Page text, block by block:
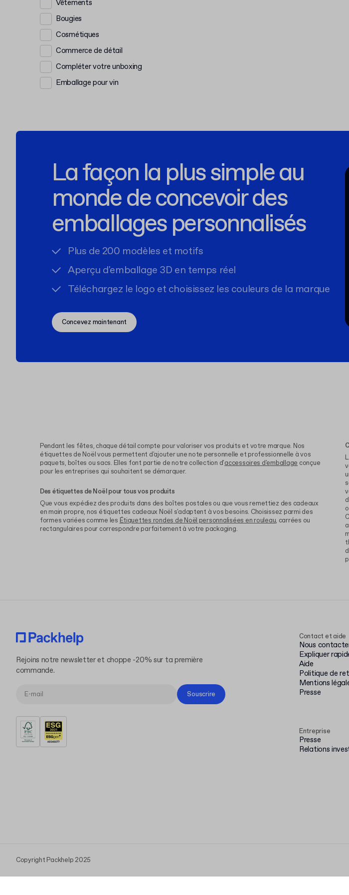
Vêtements
Bougies
Cosmétiques
Commerce de détail
Compléter votre unboxing
Emballage pour vin
La façon la plus simple au
monde de concevoir des
emballages personnalisés
Plus de 200 modèles et motifs
Aperçu d'emballage 3D en temps réel
Téléchargez le logo et choisissez les couleurs de la marque
Concevez maintenant
Pendant les fêtes, chaque détail compte pour valoriser vos produits et votre marque. Nos
étiquettes de Noël vous permettent d'ajouter une note personnelle et professionnelle à vos
paquets, boîtes ou sacs. Elles font partie de notre collection d'accessoires d'emballage conçue
pour les entreprises qui souhaitent se démarquer.
Des étiquettes de Noël pour tous vos produits
Que vous expédiez des produits dans des boîtes postales ou que vous remettiez des cadeaux
en main propre, nos étiquettes cadeaux Noël s'adaptent à vos besoins. Choisissez parmi des
formes variées comme les Étiquettes rondes de Noël personnalisées en rouleau, carrées ou
rectangulaires pour correspondre parfaitement à votre packaging.
Contact et aide
Nous
Expliquer
Aide
Politique de
Mentions
Presse
Entreprise
Presse
Relations
Rejoins notre newsletter et choppe -20% sur ta première
commande.
Souscrire
Copyright Packhelp 2025